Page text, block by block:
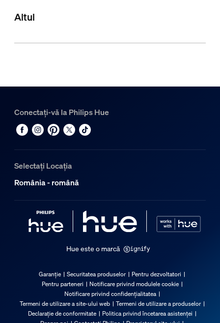
Altul
Conectați-vă la Philips Hue
Selectați Locația
România - română
Hue este o marcă
Garanție Securitatea produselor
Pentru dezvoltatori
Pentru parteneri
Notificare privind modulele cookie
Notificare privind confidențialitatea
Termeni de utilizare a site-ului web
Termeni de utilizare a produselor
Declarație de conformitate
Politica privind încetarea asistenței